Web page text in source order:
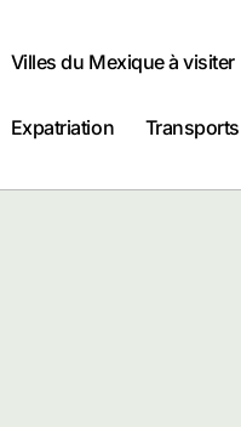
Villes du Mexique à visiter
Expatriation